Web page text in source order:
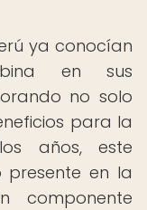
ya conocían
en sus
no solo
para la
años, este
presente en la
componente